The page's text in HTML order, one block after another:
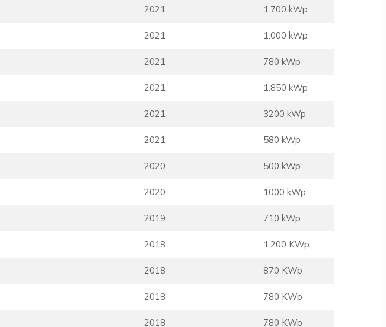
2021 1.700 kWp
2021 1.000 kWp
2021 780 kWp
2021 1.850 kWp
2021 3200 kWp
2021 580 kWp
2020 500 kWp
2020 1000 kWp
2019 710 kWp
2018 1.200 KWp
2018 870 KWp
2018 780 KWp
2018 780 KWp